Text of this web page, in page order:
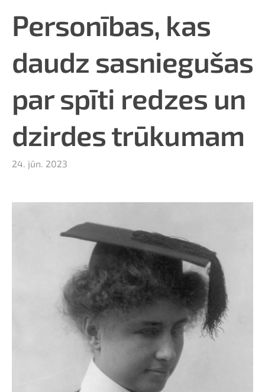
Personības, kas
daudz sasniegušas
par spīti redzes un
dzirdes trūkumam
24. jūn. 2023